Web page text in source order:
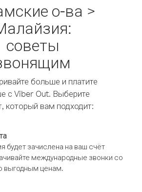
о-ва >
советы
больше и платите
с Viber Out. Выберите
который вам подходит:
будет зачислена на ваш счёт
международные звонки со
выгодным ценам.